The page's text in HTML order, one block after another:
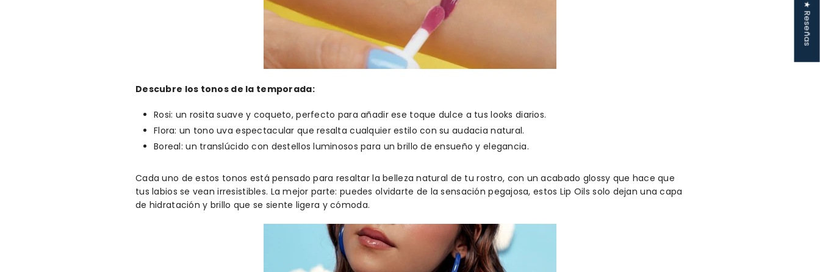
Descubre los tonos de la temporada:
Rosi: un rosita suave y coqueto, perfecto para añadir ese toque dulce a tus looks diarios.
Flora: un tono uva espectacular que resalta cualquier estilo con su audacia natural.
Boreal: un translúcido con destellos luminosos para un brillo de ensueño y elegancia.
Cada uno de estos tonos está pensado para resaltar la belleza natural de tu rostro, con un acabado glossy que hace que
tus labios se vean irresistibles. La mejor parte: puedes olvidarte de la sensación pegajosa, estos Lip Oils solo dejan una capa
de hidratación y brillo que se siente ligera y cómoda.
★ Reseñas